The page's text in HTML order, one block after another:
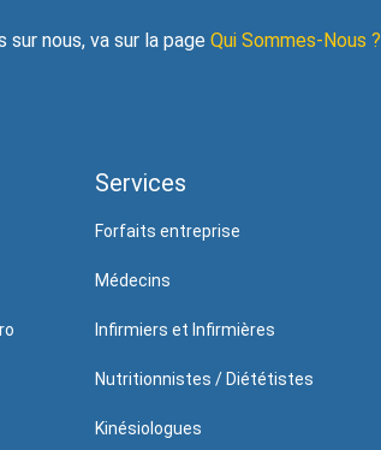
nous, va sur la page Qui Sommes-Nous ?
Services
Forfaits entreprise
Médecins
Infirmiers et Infirmières
Nutritionnistes / Diététistes
Kinésiologues